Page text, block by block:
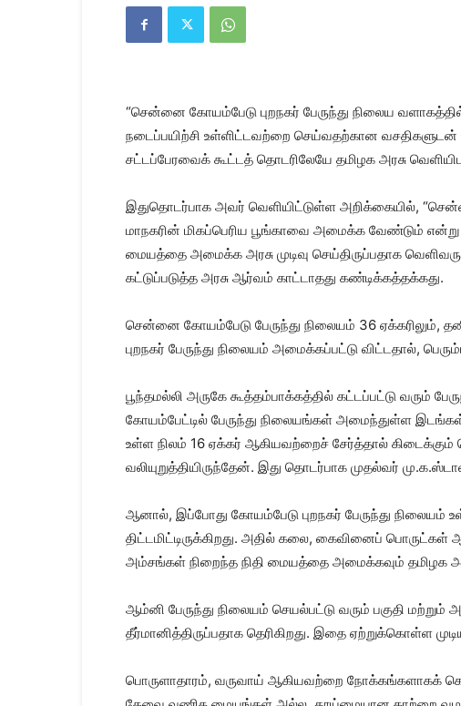
|
Kanyakumari
News
“சென்னை கோயம்பேடு புறநகர் பேருந்து நிலைய
நடைப்பயிற்சி உள்ளிட்டவற்றை செய்வதற்கான
சட்டப்பேரவைக் கூட்டத் தொடரிலேயே தமிழக அரசு
இதுதொடர்பாக அவர் வெளியிட்டுள்ள அறிக்கையில்,
மாநகரின் மிகப்பெரிய பூங்காவை அமைக்க வேண்டும்
மையத்தை அமைக்க அரசு முடிவு செய்திருப்பதாக
கட்டுப்படுத்த அரசு ஆர்வம் காட்டாதது கண்டிக்கத்தக்கது.
சென்னை கோயம்பேடு பேருந்து நிலையம் 36 ஏக்கரிலும்,
புறநகர் பேருந்து நிலையம் அமைக்கப்பட்டு விட்டதால்,
பூந்தமல்லி அருகே கூத்தம்பாக்கத்தில் கட்டப்பட்டு வரும்
கோயம்பேட்டில் பேருந்து நிலையங்கள் அமைந்துள்ள
உள்ள நிலம் 16 ஏக்கர் ஆகியவற்றைச் சேர்த்தால்
வலியுறுத்தியிருந்தேன். இது தொடர்பாக முதல்வர்
ஆனால், இப்போது கோயம்பேடு புறநகர் பேருந்து
திட்டமிட்டிருக்கிறது. அதில் கலை, கைவினைப்
அம்சங்கள் நிறைந்த நிதி மையத்தை அமைக்கவும் தமிழக
ஆம்னி பேருந்து நிலையம் செயல்பட்டு வரும் பகுதி
தீர்மானித்திருப்பதாக தெரிகிறது. இதை ஏற்றுக்கொள்ள
பொருளாதாரம், வருவாய் ஆகியவற்றை நோக்கங்களாகக்